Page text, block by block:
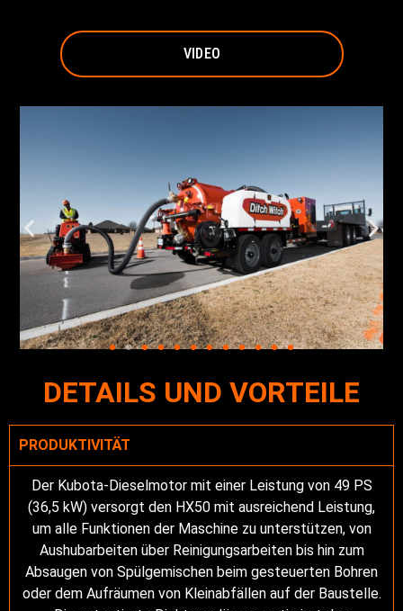
VIDEO
DETAILS UND VORTEILE
PRODUKTIVITÄT
Der Kubota-Dieselmotor mit einer Leistung von 49 PS
(36,5 kW) versorgt den HX50 mit ausreichend Leistung,
um alle Funktionen der Maschine zu unterstützen, von
Aushubarbeiten über Reinigungsarbeiten bis hin zum
Absaugen von Spülgemischen beim gesteuerten Bohren
oder dem Aufräumen von Kleinabfällen auf der Baustelle.